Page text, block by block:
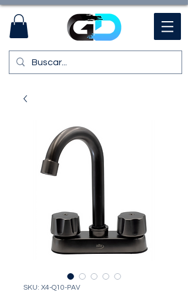
SKU: X4-Q10-PAV